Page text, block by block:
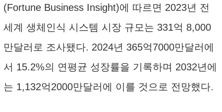
(Fortune Business Insight)에 따르면 2023년 전
세계 생체인식 시스템 시장 규모는 331억 8,000
만달러로 조사됐다. 2024년 365억7000만달러에
서 15.2%의 연평균 성장률을 기록하며 2032년에
는 1,132억2000만달러에 이를 것으로 전망했다.